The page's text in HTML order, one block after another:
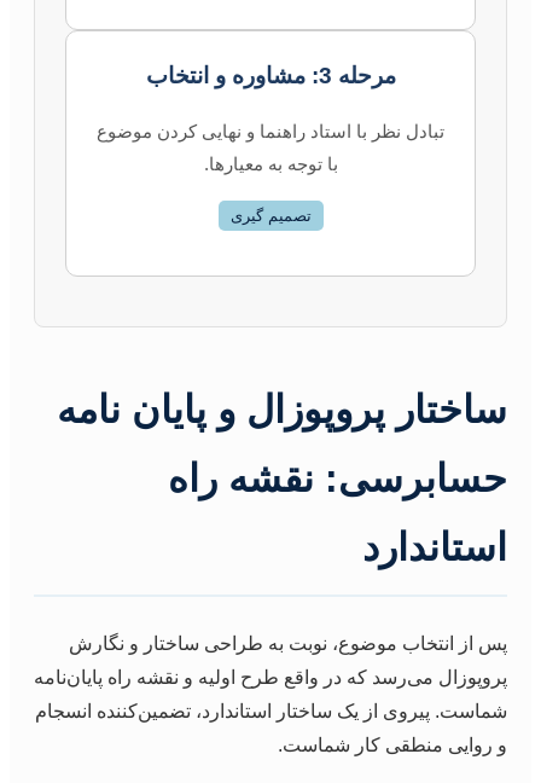
مرحله 3: مشاوره و انتخاب
تبادل نظر با استاد راهنما و نهایی کردن موضوع
با توجه به معیارها.
تصمیم گیری
ساختار پروپوزال و پایان نامه
حسابرسی: نقشه راه
استاندارد
پس از انتخاب موضوع، نوبت به طراحی ساختار و نگارش
پروپوزال می‌رسد که در واقع طرح اولیه و نقشه راه پایان‌نامه
شماست. پیروی از یک ساختار استاندارد، تضمین‌کننده انسجام
و روایی منطقی کار شماست.